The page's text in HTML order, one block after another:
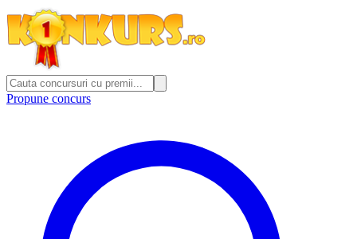
Propune concurs